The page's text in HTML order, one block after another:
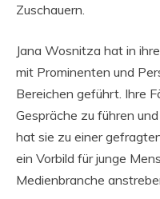
Zuschauern.
Jana Wosnitza hat in
mit Prominenten und
Bereichen geführt. Ihre
Gespräche zu führen
hat sie zu einer
ein Vorbild für junge
Medienbranche